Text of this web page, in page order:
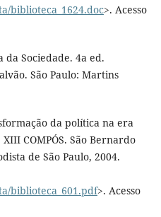
biblioteca_1624.doc>. Acesso
da Sociedade. 4a ed.
São Paulo: Martins
da política na era
COMPÓS. São Bernardo
de São Paulo, 2004.
biblioteca_601.pdf>. Acesso